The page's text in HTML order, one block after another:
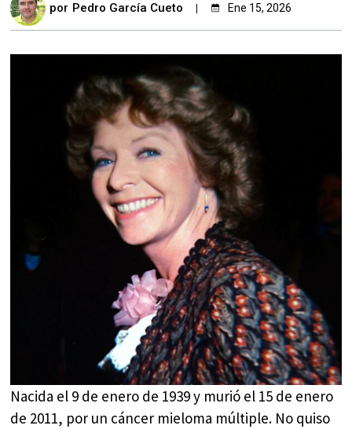
por Pedro García Cueto Ene 15, 2026
Nacida el 9 de enero de 1939 y murió el 15 de enero
de 2011, por un cáncer mieloma múltiple. No quiso